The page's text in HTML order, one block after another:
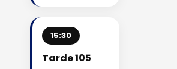
15:30
Tarde 105